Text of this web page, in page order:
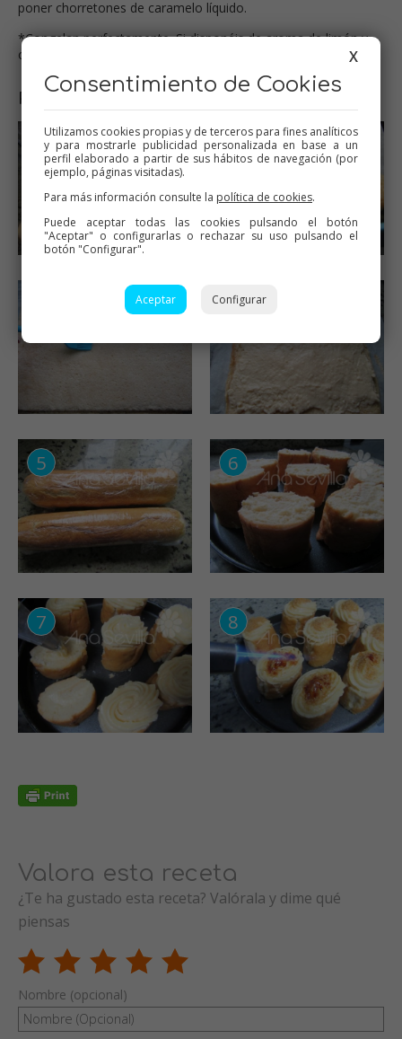
poner chorretones de caramelo líquido.
*Congelan perfectamente. Si disponéis de aroma de limón y
canela, salen más ricos.
Valora esta receta
¿Te ha gustado esta receta? Valórala y dime qué
piensas
Nombre (opcional)
X
Consentimiento de Cookies
Utilizamos cookies propias y de terceros para fines analíticos
y para mostrarle publicidad personalizada en base a un
perfil elaborado a partir de sus hábitos de navegación (por
ejemplo, páginas visitadas).
Para más información consulte la política de cookies.
Puede aceptar todas las cookies pulsando el botón
"Aceptar" o configurarlas o rechazar su uso pulsando el
botón "Configurar".
Aceptar Configurar